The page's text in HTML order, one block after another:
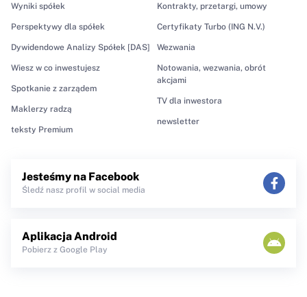
Wyniki spółek
Perspektywy dla spółek
Dywidendowe Analizy Spółek [DAS]
Wiesz w co inwestujesz
Spotkanie z zarządem
Maklerzy radzą
teksty Premium
Kontrakty, przetargi, umowy
Certyfikaty Turbo (ING N.V.)
Wezwania
Notowania, wezwania, obrót
akcjami
TV dla inwestora
newsletter
Jesteśmy na Facebook
Śledź nasz profil w social media
Aplikacja Android
Pobierz z Google Play